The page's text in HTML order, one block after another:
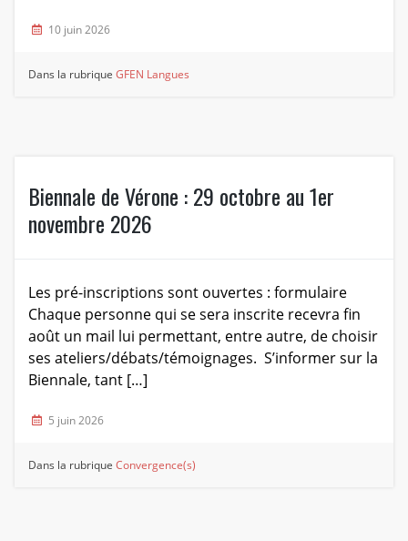
10 juin 2026
Dans la rubriqueGFEN Langues
Biennale de Vérone : 29 octobre au 1er
novembre 2026
Les pré-inscriptions sont ouvertes : formulaire
Chaque personne qui se sera inscrite recevra fin
août un mail lui permettant, entre autre, de choisir
ses ateliers/débats/témoignages. S’informer sur la
Biennale, tant […]
5 juin 2026
Dans la rubriqueConvergence(s)